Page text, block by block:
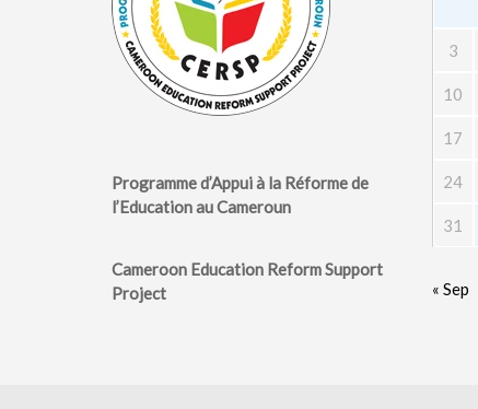
Programme d’Appui à la Réforme de
l’Education au Cameroun
Cameroon Education Reform Support
Project
3
10
17
24
31
« Sep